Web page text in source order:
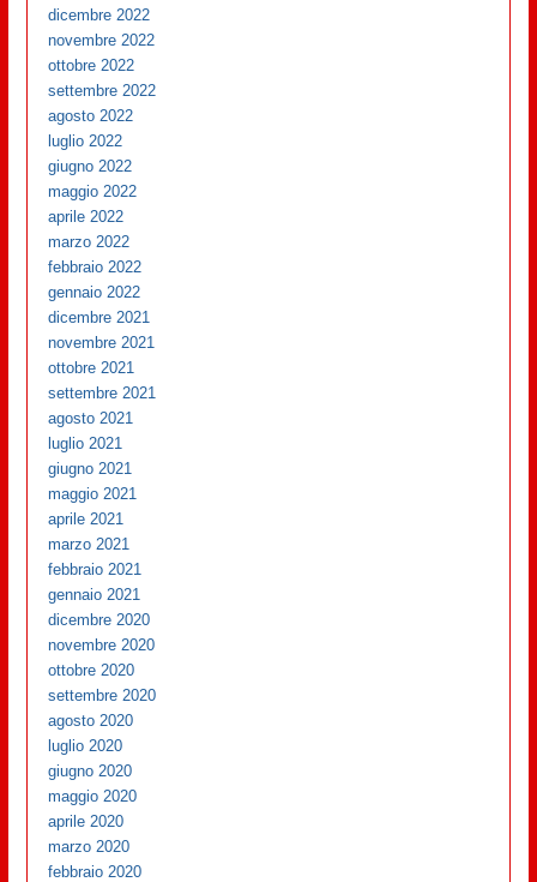
dicembre 2022
novembre 2022
ottobre 2022
settembre 2022
agosto 2022
luglio 2022
giugno 2022
maggio 2022
aprile 2022
marzo 2022
febbraio 2022
gennaio 2022
dicembre 2021
novembre 2021
ottobre 2021
settembre 2021
agosto 2021
luglio 2021
giugno 2021
maggio 2021
aprile 2021
marzo 2021
febbraio 2021
gennaio 2021
dicembre 2020
novembre 2020
ottobre 2020
settembre 2020
agosto 2020
luglio 2020
giugno 2020
maggio 2020
aprile 2020
marzo 2020
febbraio 2020